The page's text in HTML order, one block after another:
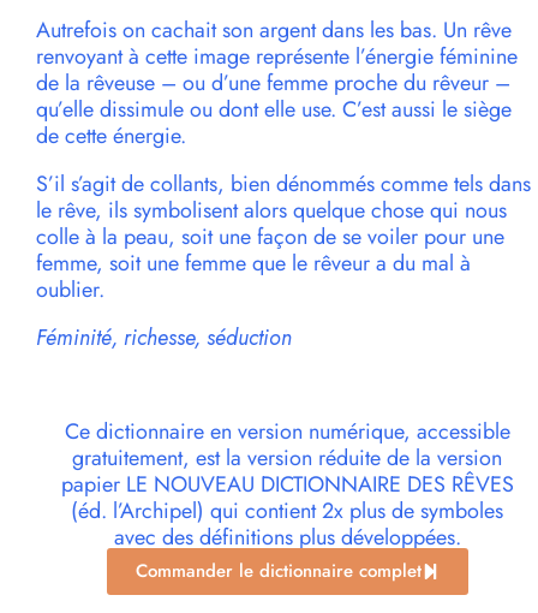
Autrefois on cachait son argent dans les bas. Un rêve
renvoyant à cette image représente l’énergie féminine
de la rêveuse – ou d’une femme proche du rêveur –
qu’elle dissimule ou dont elle use. C’est aussi le siège
de cette énergie.
S’il s’agit de collants, bien dénommés comme tels dans
le rêve, ils symbolisent alors quelque chose qui nous
colle à la peau, soit une façon de se voiler pour une
femme, soit une femme que le rêveur a du mal à
oublier.
Féminité, richesse, séduction
Ce dictionnaire en version numérique, accessible
gratuitement, est la version réduite de la version
papier LE NOUVEAU DICTIONNAIRE DES RÊVES
(éd. l’Archipel) qui contient 2x plus de symboles
avec des définitions plus développées.
Commander le dictionnaire complet